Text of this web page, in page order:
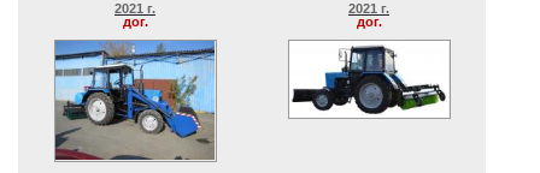
2021 г.
дог.
2021 г.
дог.